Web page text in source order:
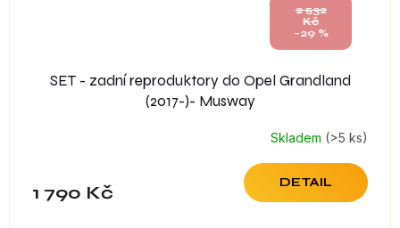
2 532
Kč
–29 %
SET - zadní reproduktory do Opel Grandland
(2017-)- Musway
Skladem (>5 ks)
1 790 Kč DETAIL